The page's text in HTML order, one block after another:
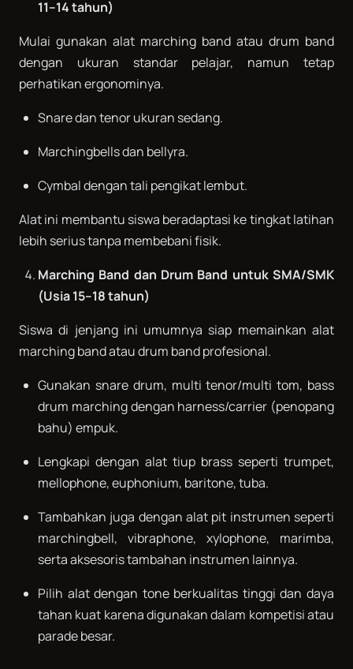
11–14 tahun)
Mulai gunakan alat marching band atau drum band
dengan ukuran standar pelajar, namun tetap
perhatikan ergonominya.
Snare dan tenor ukuran sedang.
Marchingbells dan bellyra.
Cymbal dengan tali pengikat lembut.
Alat ini membantu siswa beradaptasi ke tingkat latihan
lebih serius tanpa membebani fisik.
Marching Band dan Drum Band untuk SMA/SMK
(Usia 15–18 tahun)
Siswa di jenjang ini umumnya siap memainkan alat
marching band atau drum band profesional.
Gunakan snare drum, multi tenor/multi tom, bass
drum marching dengan harness/carrier (penopang
bahu) empuk.
Lengkapi dengan alat tiup brass seperti trumpet,
mellophone, euphonium, baritone, tuba.
Tambahkan juga dengan alat pit instrumen seperti
marchingbell, vibraphone, xylophone, marimba,
serta aksesoris tambahan instrumen lainnya.
Pilih alat dengan tone berkualitas tinggi dan daya
tahan kuat karena digunakan dalam kompetisi atau
parade besar.